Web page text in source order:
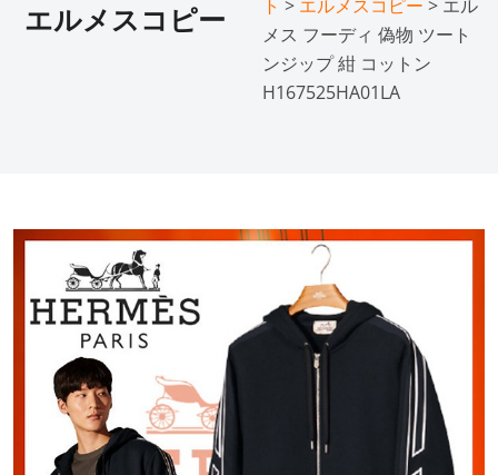
エルメスコピー
ト > エルメスコピー > エル
メス フーディ 偽物 ツート
ンジップ 紺 コットン
H167525HA01LA